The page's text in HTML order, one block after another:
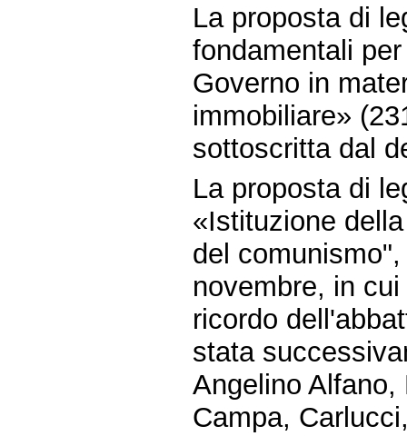
La proposta di
fondamentali
Governo in
immobiliare»
sottoscritta dal
La proposta di
«Istituzione
del
novembre, in
ricordo
stata
Angelino
Campa,